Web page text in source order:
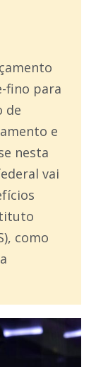
fino para
de
e
nesta
vai
como